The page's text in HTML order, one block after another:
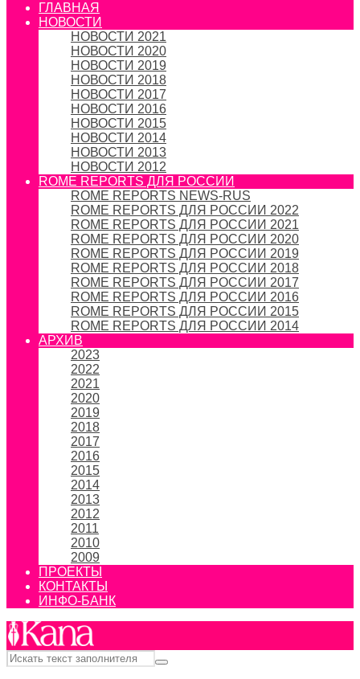
ГЛАВНАЯ
НОВОСТИ
НОВОСТИ 2021
НОВОСТИ 2020
НОВОСТИ 2019
НОВОСТИ 2018
НОВОСТИ 2017
НОВОСТИ 2016
НОВОСТИ 2015
НОВОСТИ 2014
НОВОСТИ 2013
НОВОСТИ 2012
ROME REPORTS ДЛЯ РОССИИ
ROME REPORTS NEWS-RUS
ROME REPORTS ДЛЯ РОССИИ 2022
ROME REPORTS ДЛЯ РОССИИ 2021
ROME REPORTS ДЛЯ РОССИИ 2020
ROME REPORTS ДЛЯ РОССИИ 2019
ROME REPORTS ДЛЯ РОССИИ 2018
ROME REPORTS ДЛЯ РОССИИ 2017
ROME REPORTS ДЛЯ РОССИИ 2016
ROME REPORTS ДЛЯ РОССИИ 2015
ROME REPORTS ДЛЯ РОССИИ 2014
АРХИВ
2023
2022
2021
2020
2019
2018
2017
2016
2015
2014
2013
2012
2011
2010
2009
ПРОЕКТЫ
КОНТАКТЫ
ИНФО-БАНК